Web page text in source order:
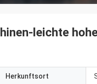
leichte
Herkunftsort